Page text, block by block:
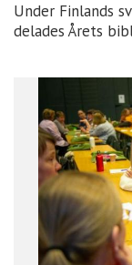
Under Finlands
delades Årets